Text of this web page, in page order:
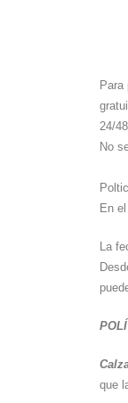
24/
No
En
La
que